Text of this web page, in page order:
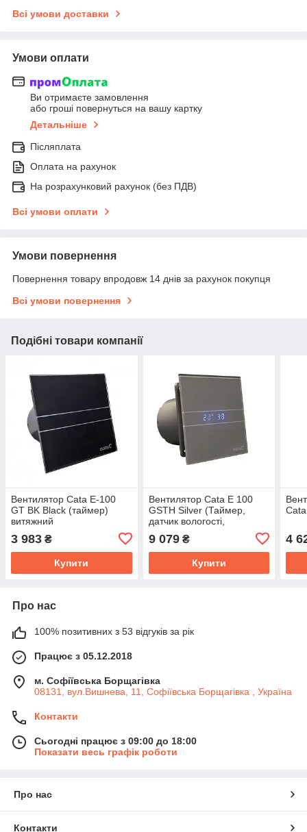
Всі умови доставки
Умови оплати
Ви отримаєте замовлення
або гроші повернуться на вашу картку
Детальніше
Післяплата
Оплата на рахунок
На розрахунковий рахунок (без ПДВ)
Всі умови оплати
Умови повернення
Повернення товару впродовж 14 днів за рахунок покупця
Всі умови повернення
Подібні товари компанії
Вентилятор Cata E-100
GT BK Black (таймер)
витяжний
3 983 ₴
Купити
Вентилятор Cata E 100
GSTH Silver (Таймер,
датчик вологості,
витяжний
9 079₴
Купити
4
Про нас
100% позитивних з 53 відгуків за рік
Працює з 05.12.2018
м. Софіївська Борщагівка
08131, вул.Вишнева, 11, Софіївська Борщагівка , Україна
Контакти
Сьогодні працює з 09:00 до 18:00
Показати весь графік роботи
Про нас
Контакти